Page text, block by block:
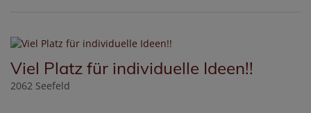
Viel Platz für individuelle Ideen!!
2062 Seefeld